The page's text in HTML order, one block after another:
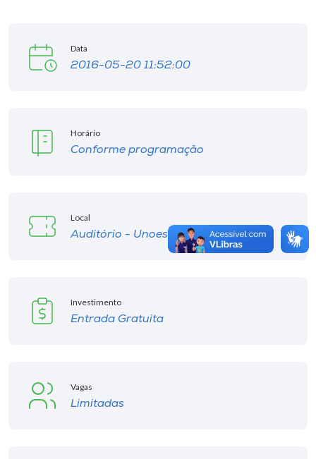
Data
2016-05-20 11:52:00
Horário
Conforme programação
Local
Auditório - Unoesc Campus Chapecó
Investimento
Entrada Gratuita
Vagas
Limitadas